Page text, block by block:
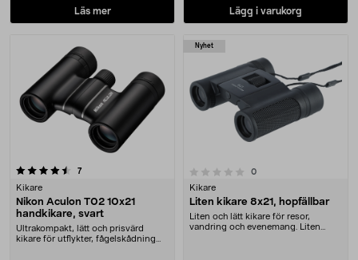
Läs mer Lägg i varukorg
7recensioner
Kikare
Nikon Aculon T02 10x21
handkikare, svart
Ultrakompakt, lätt och prisvärd
kikare för utflykter, fågelskådning
Nyhet
0.0 av 5 stjärnor 0recensioner
Kikare
Liten kikare 8x21, hopfällbar
Liten och lätt kikare för resor,
vandring och evenemang. Liten